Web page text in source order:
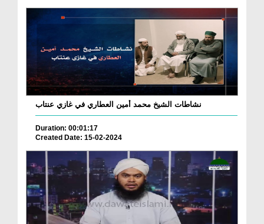
نشاطات الشيخ محمد أمين العطاري في غازي عنتاب
Duration: 00:01:17
Created Date: 15-02-2024